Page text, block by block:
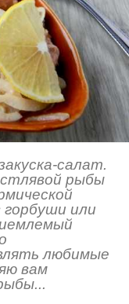
салат.
рыбы
или
любимые
вам